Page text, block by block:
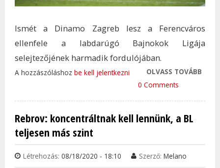
Ismét a Dinamo Zagreb lesz a Ferencváros
ellenfele a labdarúgó Bajnokok Ligája
selejtezőjének harmadik fordulójában.
OLVASS TOVÁBB
A hozzászóláshoz be kell jelentkezni
0 Comments
Rebrov: koncentráltnak kell lennünk, a BL
teljesen más szint
Létrehozás: 08/18/2020 - 18:10 Szerző: Melano